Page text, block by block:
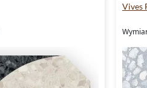
Vives